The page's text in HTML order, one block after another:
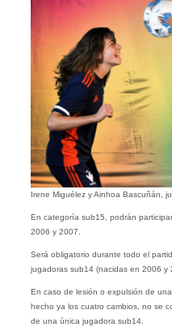
Irene Miguélez y Ainhoa Bascuñán,
En categoría sub15, podrán
2006 y 2007.
Será obligatorio durante todo el
jugadoras sub14 (nacidas en 2006 y
En caso de lesión o expulsión de
hecho ya los cuatro cambios, no se
de una única jugadora sub14.